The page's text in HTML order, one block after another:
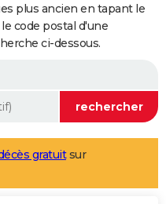
plus ancien en tapant le
code postal d'une
ci-dessous.
gratuitsur